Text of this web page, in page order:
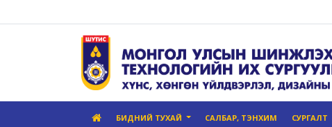
БИДНИЙ ТУХАЙ САЛБАР, ТЭНХИМ СУРГАЛТ